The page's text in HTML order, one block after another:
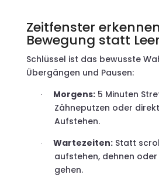
Zeitfenster
Bewegung statt
Schlüssel ist das bewusste
Übergängen und Pausen:
· Morgens:5 Minuten
Zähneputzen oder
Aufstehen.
· Wartezeiten:Statt
aufstehen, dehnen
gehen.